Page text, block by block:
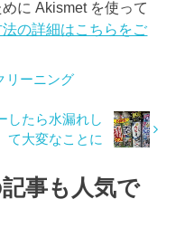
に Akismet を使って
の詳細はこちらをご
リーニング
したら水漏れし
て大変なことに
事も人気で